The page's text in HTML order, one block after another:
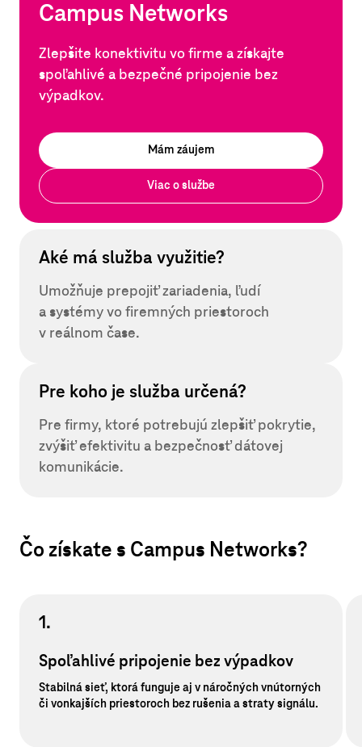
Campus Networks
Zlepšite konektivitu vo firme a získajte
spoľahlivé a bezpečné pripojenie bez
výpadkov.
Mám záujem
Viac o službe
Aké má služba využitie?
Umožňuje prepojiť zariadenia, ľudí
a systémy vo firemných priestoroch
v reálnom čase.
Pre koho je služba určená?
Pre firmy, ktoré potrebujú zlepšiť pokrytie,
zvýšiť efektivitu a bezpečnosť dátovej
komunikácie.
Čo získate s Campus Networks?
1.
Spoľahlivé pripojenie bez výpadkov
Stabilná sieť, ktorá funguje aj v náročných vnútorných
či vonkajších priestoroch bez rušenia a straty signálu.